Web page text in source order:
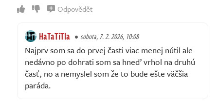
Odpovědět
HaTaTiTla sobota, 7. 2. 2026, 10:08
Najprv som sa do prvej časti viac menej nútil ale
nedávno po dohrati som sa hneď vrhol na druhú
časť, no a nemyslel som že to bude ešte väčšia
paráda.